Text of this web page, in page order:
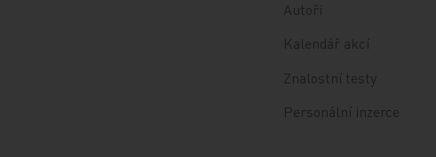
Autoři
Kalendář akcí
Znalostní testy
Personální inzerce